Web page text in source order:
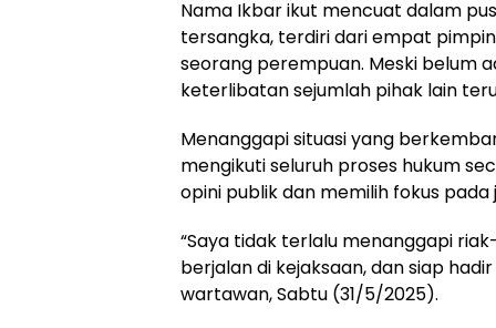
Nama Ikbar ikut mencuat dalam
tersangka, terdiri dari empat
seorang perempuan. Meski belum
keterlibatan sejumlah pihak lain
Menanggapi situasi yang
mengikuti seluruh proses hukum
opini publik dan memilih fokus
“Saya tidak terlalu menanggapi
berjalan di kejaksaan, dan siap
wartawan, Sabtu (31/5/2025).